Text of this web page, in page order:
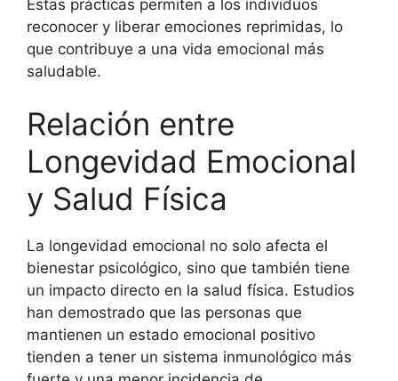
Estas prácticas permiten a los individuos
reconocer y liberar emociones reprimidas, lo
que contribuye a una vida emocional más
saludable.
Relación entre
Longevidad Emocional
y Salud Física
La longevidad emocional no solo afecta el
bienestar psicológico, sino que también tiene
un impacto directo en la salud física. Estudios
han demostrado que las personas que
mantienen un estado emocional positivo
tienden a tener un sistema inmunológico más